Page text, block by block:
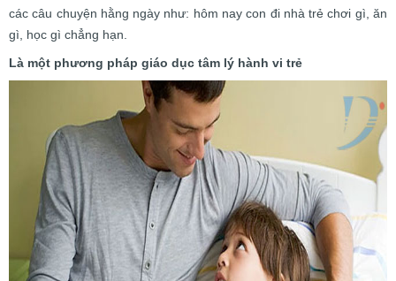
các câu chuyện hằng ngày như: hôm nay con đi nhà trẻ chơi gì, ăn
gì, học gì chẳng hạn.
Là một phương pháp giáo dục tâm lý hành vi trẻ